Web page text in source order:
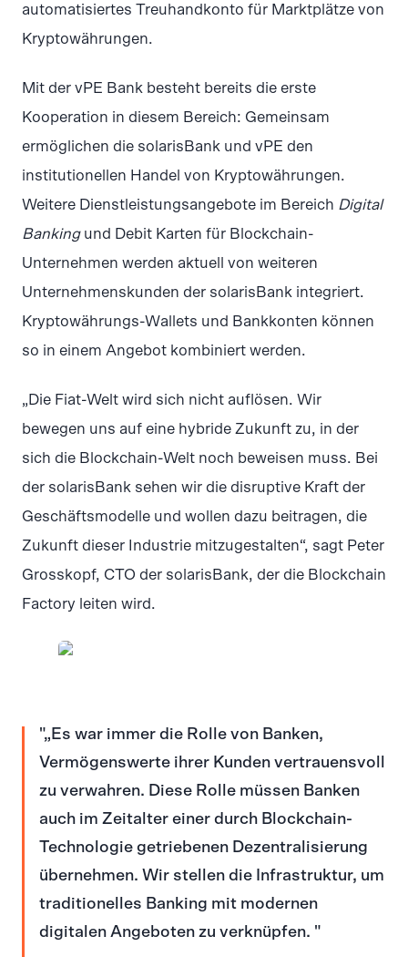
automatisiertes Treuhandkonto für Marktplätze von
Kryptowährungen.
Mit der vPE Bank besteht bereits die erste
Kooperation in diesem Bereich: Gemeinsam
ermöglichen die solarisBank und vPE den
institutionellen Handel von Kryptowährungen.
Weitere Dienstleistungsangebote im Bereich Digital
Bankingund Debit Karten für Blockchain-
Unternehmen werden aktuell von weiteren
Unternehmenskunden der solarisBank integriert.
Kryptowährungs-Wallets und Bankkonten können
so in einem Angebot kombiniert werden.
„Die Fiat-Welt wird sich nicht auflösen. Wir
bewegen uns auf eine hybride Zukunft zu, in der
sich die Blockchain-Welt noch beweisen muss. Bei
der solarisBank sehen wir die disruptive Kraft der
Geschäftsmodelle und wollen dazu beitragen, die
Zukunft dieser Industrie mitzugestalten“, sagt Peter
Grosskopf, CTO der solarisBank, der die Blockchain
Factory leiten wird.
„Es war immer die Rolle von Banken,
Vermögenswerte ihrer Kunden vertrauensvoll
zu verwahren. Diese Rolle müssen Banken
auch im Zeitalter einer durch Blockchain-
Technologie getriebenen Dezentralisierung
übernehmen. Wir stellen die Infrastruktur, um
traditionelles Banking mit modernen
digitalen Angeboten zu verknüpfen.